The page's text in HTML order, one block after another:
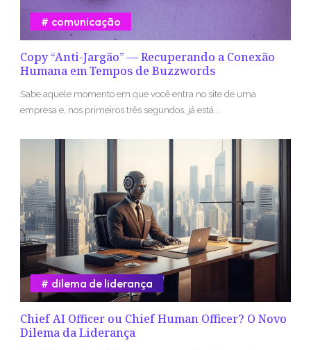
Copy “Anti-Jargão” — Recuperando a Conexão
Humana em Tempos de Buzzwords
comunicação
Sabe aquele momento em que você entra no site de uma
empresa e, nos primeiros três segundos, já está...
Chief AI Officer ou Chief Human Officer? O Novo
Dilema da Liderança
dilema de liderança